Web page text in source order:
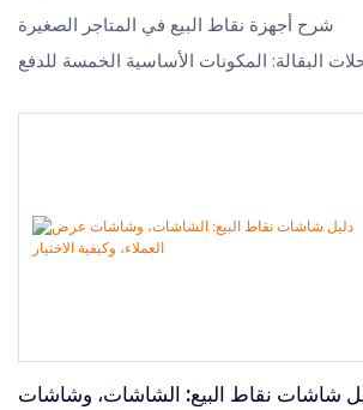
شرح أجهزة نقاط البيع في المتاجر الصغيرة
البقالة: المكونات الأساسية الخمسة للدفع
شاشات نقاط البيع: الشاشات، وشاشات